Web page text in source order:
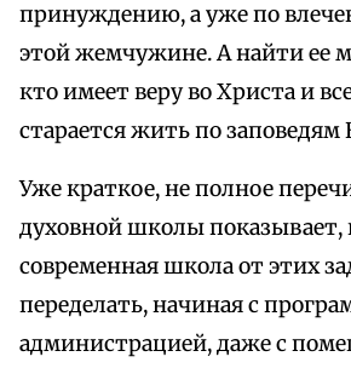
принуждению, а уже по
этой жемчужине. А найти ее
кто имеет веру во Христа и
старается жить по заповедям
Уже краткое, не полное
духовной школы показывает,
современная школа от этих
переделать, начиная с
администрацией, даже с